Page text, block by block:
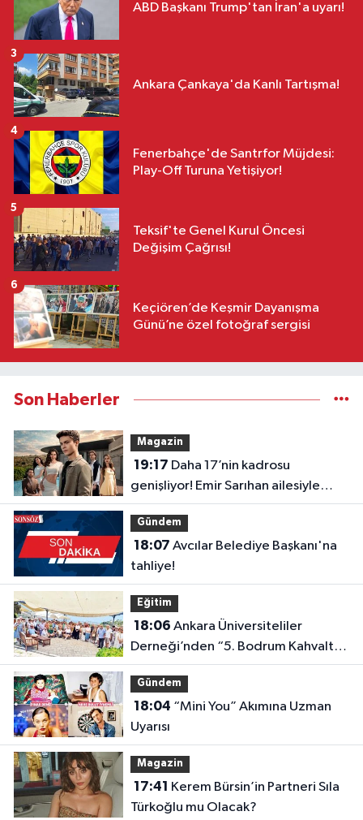
ABD Başkanı Trump'tan İran'a uyarı!
Ankara Çankaya'da Kanlı Tartışma!
3
Fenerbahçe'de Santrfor Müjdesi:
Play-Off Turuna Yetişiyor!
4
Teksif'te Genel Kurul Öncesi
Değişim Çağrısı!
5
Keçiören’de Keşmir Dayanışma
Günü’ne özel fotoğraf sergisi
6
Son Haberler
Magazin
19:17
genişliyor! Emir Sarıhan ailesiyle
geliyor
Gündem
18:07
tahliye!
Eğitim
18:06
Derneği’nden “5. Bodrum Kahvaltılı
Buluşması”
Gündem
18:04
Uyarısı
Magazin
17:41
Türkoğlu mu Olacak?